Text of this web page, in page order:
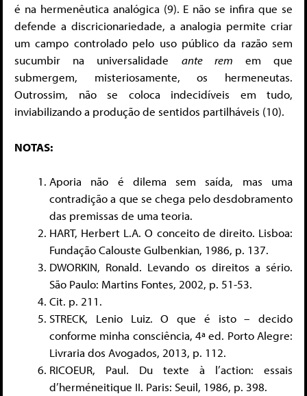
é na hermenêutica analógica (9). E não se infira que se
defende a discricionariedade, a analogia permite criar
um campo controlado pelo uso público da razão sem
sucumbir na universalidade ante rem em que
submergem, misteriosamente, os hermeneutas.
Outrossim, não se coloca indecidíveis em tudo,
inviabilizando a produção de sentidos partilháveis (10).
NOTAS:
Aporia não é dilema sem saída, mas uma
contradição a que se chega pelo desdobramento
das premissas de uma teoria.
HART, Herbert L.A. O conceito de direito. Lisboa:
Fundação Calouste Gulbenkian, 1986, p. 137.
DWORKIN, Ronald. Levando os direitos a sério.
São Paulo: Martins Fontes, 2002, p. 51-53.
Cit. p. 211.
STRECK, Lenio Luiz. O que é isto – decido
conforme minha consciência, 4ª ed. Porto Alegre:
Livraria dos Avogados, 2013, p. 112.
RICOEUR, Paul. Du texte à l’action: essais
d’herméneitique II. Paris: Seuil, 1986, p. 398.